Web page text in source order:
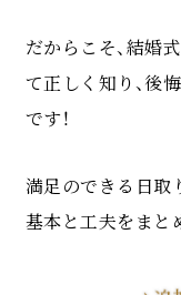
だからこそ、結婚
て正しく知り、後
です！
満足のできる日取
基本と工夫をまと